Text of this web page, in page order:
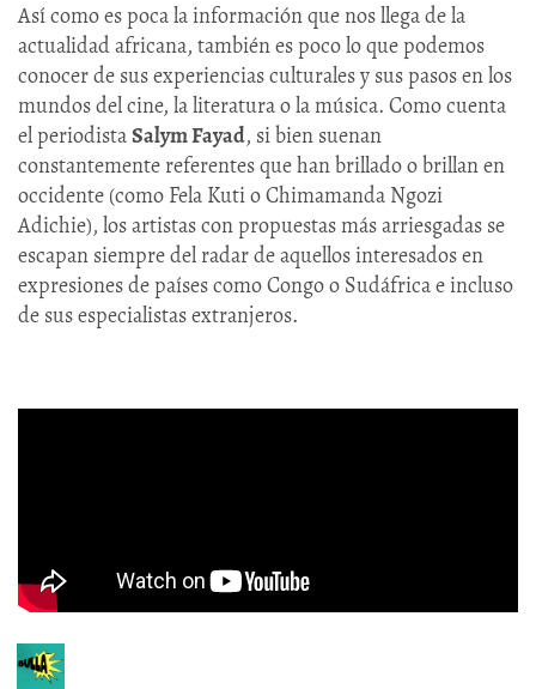
Así como es poca la información que nos llega de la
actualidad africana, también es poco lo que podemos
conocer de sus experiencias culturales y sus pasos en los
mundos del cine, la literatura o la música. Como cuenta
el periodistaSalym Fayad, si bien suenan
constantemente referentes que han brillado o brillan en
occidente (como Fela Kuti o Chimamanda Ngozi
Adichie), los artistas con propuestas más arriesgadas se
escapan siempre del radar de aquellos interesados en
expresiones de países como Congo o Sudáfrica e incluso
de sus especialistas extranjeros.